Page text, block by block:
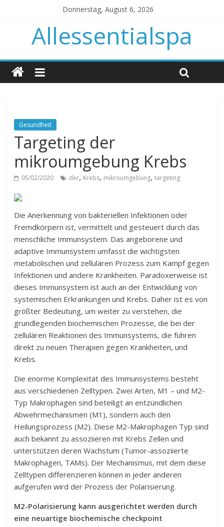
Donnerstag, August 6, 2026
Allessentialspa
Gesundheit
Targeting der
mikroumgebung Krebs
05/02/2020 der, Krebs, mikroumgebung,targeting
Die Anerkennung von bakteriellen Infektionen oder
Fremdkörpern ist, vermittelt und gesteuert durch das
menschliche Immunsystem. Das angeborene und
adaptive Immunsystem umfasst die wichtigsten
metabolischen und zellulären Prozess zum Kampf gegen
Infektionen und andere Krankheiten. Paradoxerweise ist
dieses Immunsystem ist auch an der Entwicklung von
systemischen Erkrankungen und Krebs. Daher ist es von
größter Bedeutung, um weiter zu verstehen, die
grundlegenden biochemischen Prozesse, die bei der
zellulären Reaktionen des Immunsystems, die führen
direkt zu neuen Therapien gegen Krankheiten, und
Krebs.
Die enorme Komplexität des Immunsystems besteht
aus verschiedenen Zelltypen. Zwei Arten, M1 – und M2-
Typ Makrophagen sind beteiligt an entzündlichen
Abwehrmechanismen (M1), sondern auch den
Heilungsprozess (M2). Diese M2-Makrophagen Typ sind
auch bekannt zu assoziieren mit Krebs Zellen und
unterstützen deren Wachstum (Tumor-assoziierte
Makrophagen, TAMs). Der Mechanismus, mit dem diese
Zelltypen differenzieren können in jeder anderen
aufgerufen wird der Prozess der Polarisierung.
M2-Polarisierung kann ausgerichtet werden durch
eine neuartige biochemische checkpoint